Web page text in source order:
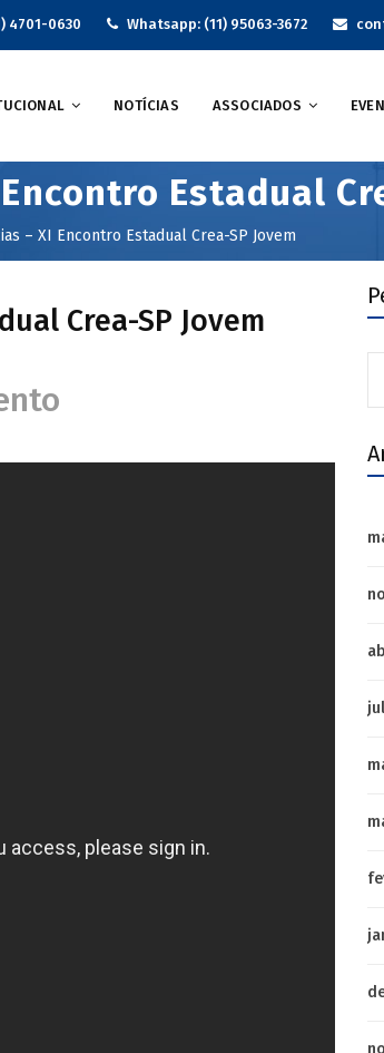
4701-0630 Whatsapp: (11) 95063-3672
NOTÍCIAS ASSOCIADOS
Estadual
– XI Encontro Estadual Crea-SP Jovem
Crea-SP Jovem